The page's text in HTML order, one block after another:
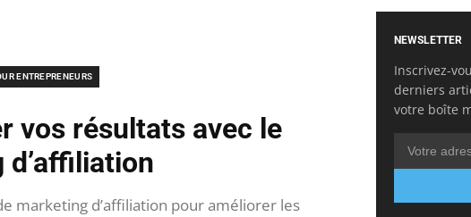
ENTREPRENEURS
vos résultats avec le
marketing d’affiliation pour améliorer les
NEWSLETTER
Inscrivez-
derniers
votre boîte